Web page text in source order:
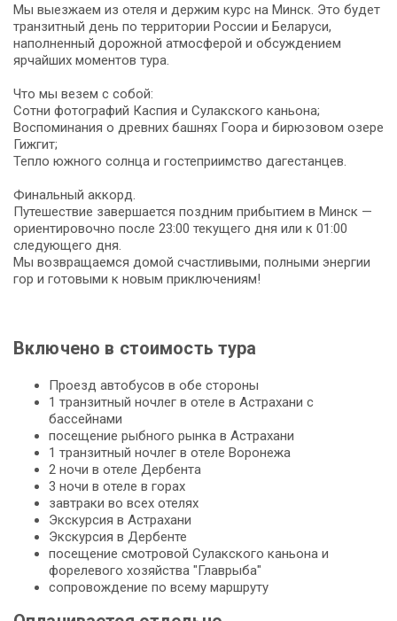
Мы выезжаем из отеля и держим курс на Минск. Это будет
транзитный день по территории России и Беларуси,
наполненный дорожной атмосферой и обсуждением
ярчайших моментов тура.
Что мы везем с собой:
Сотни фотографий Каспия и Сулакского каньона;
Воспоминания о древних башнях Гоора и бирюзовом озере
Гижгит;
Тепло южного солнца и гостеприимство дагестанцев.
Финальный аккорд.
Путешествие завершается поздним прибытием в Минск —
ориентировочно после 23:00 текущего дня или к 01:00
следующего дня.
Мы возвращаемся домой счастливыми, полными энергии
гор и готовыми к новым приключениям!
Включено в стоимость тура
Проезд автобусов в обе стороны
1 транзитный ночлег в отеле в Астрахани с
бассейнами
посещение рыбного рынка в Астрахани
1 транзитный ночлег в отеле Воронежа
2 ночи в отеле Дербента
3 ночи в отеле в горах
завтраки во всех отелях
Экскурсия в Астрахани
Экскурсия в Дербенте
посещение смотровой Сулакского каньона и
форелевого хозяйства "Главрыба"
сопровождение по всему маршруту